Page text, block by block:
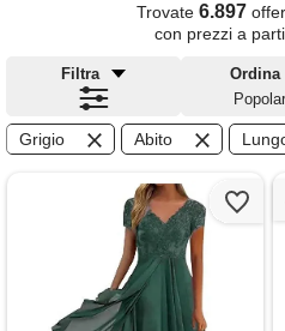
Trovate 6.897
con prezzi a
Filtra
Ordina
Grigio Abito